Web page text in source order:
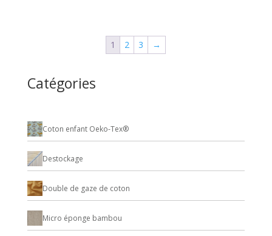
Catégories
Coton enfant Oeko-Tex®
Destockage
Double de gaze de coton
Micro éponge bambou
1 2 3 →